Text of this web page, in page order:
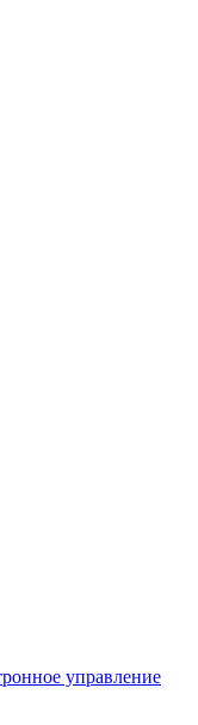
управление